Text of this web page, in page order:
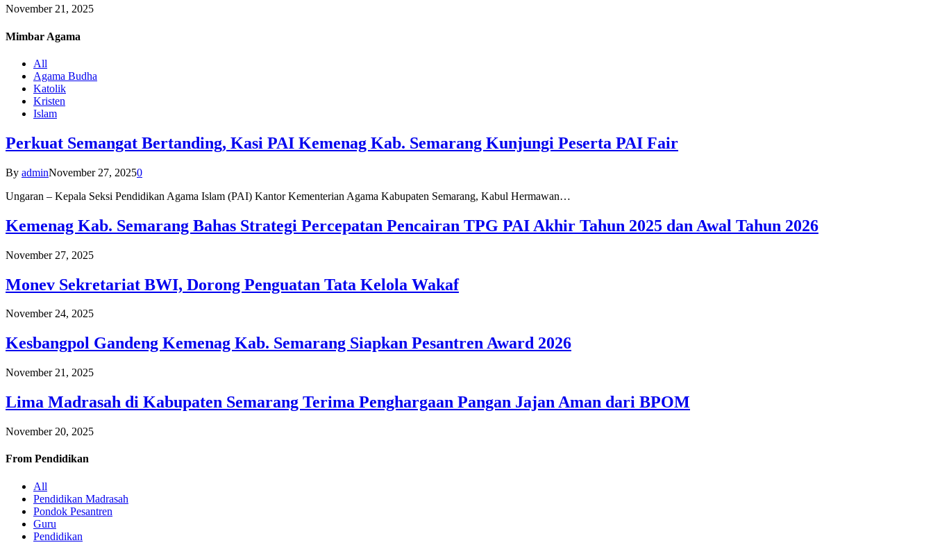
November 21, 2025
Mimbar Agama
All
Agama Budha
Katolik
Kristen
Islam
Perkuat Semangat Bertanding, Kasi PAI Kemenag Kab. Semarang Kunjungi Peserta PAI Fair
By adminNovember 27, 20250
Ungaran – Kepala Seksi Pendidikan Agama Islam (PAI) Kantor Kementerian Agama Kabupaten Semarang, Kabul Hermawan…
Kemenag Kab. Semarang Bahas Strategi Percepatan Pencairan TPG PAI Akhir Tahun 2025 dan Awal Tahun 2026
November 27, 2025
Monev Sekretariat BWI, Dorong Penguatan Tata Kelola Wakaf
November 24, 2025
Kesbangpol Gandeng Kemenag Kab. Semarang Siapkan Pesantren Award 2026
November 21, 2025
Lima Madrasah di Kabupaten Semarang Terima Penghargaan Pangan Jajan Aman dari BPOM
November 20, 2025
From Pendidikan
All
Pendidikan Madrasah
Pondok Pesantren
Guru
Pendidikan